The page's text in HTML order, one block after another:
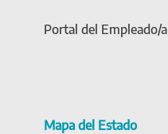
Portal del Empleado/a
Mapa del Estado